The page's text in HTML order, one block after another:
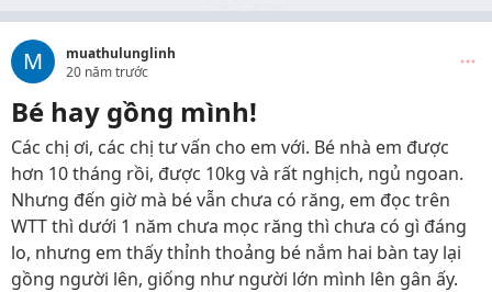
M
muathulunglinh
20 năm trước
Bé hay gồng mình!
Các chị ơi, các chị tư vấn cho em với. Bé nhà em được
hơn 10 tháng rồi, được 10kg và rất nghịch, ngủ ngoan.
Nhưng đến giờ mà bé vẫn chưa có răng, em đọc trên
WTT thì dưới 1 năm chưa mọc răng thì chưa có gì đáng
lo, nhưng em thấy thỉnh thoảng bé nắm hai bàn tay lại
gồng người lên, giống như người lớn mình lên gân ấy.